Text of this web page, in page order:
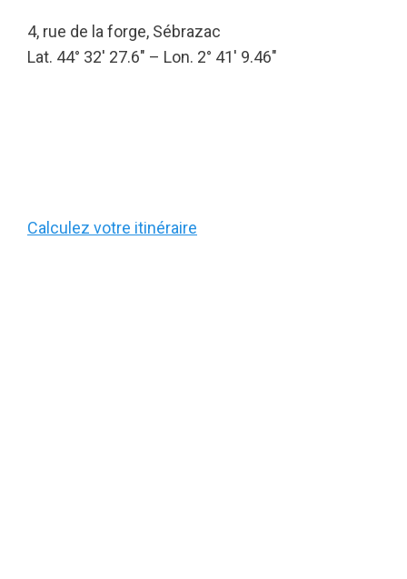
4, rue de la forge, Sébrazac
Lat. 44° 32′ 27.6″ – Lon. 2° 41′ 9.46″
Calculez votre itinéraire